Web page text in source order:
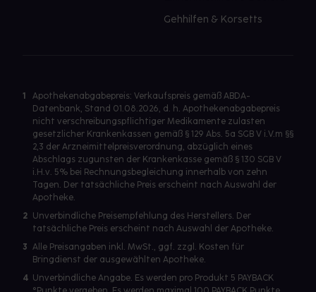
Gehhilfen & Korsetts
1
Apothekenabgabepreis: Verkaufspreis gemäß ABDA-
Datenbank, Stand 01.08.2026, d. h. Apothekenabgabepreis
nicht verschreibungspflichtiger Medikamente zulasten
gesetzlicher Krankenkassen gemäß § 129 Abs. 5a SGB V i.V.m §§
2,3 der Arzneimittelpreisverordnung, abzüglich eines
Abschlags zugunsten der Krankenkasse gemäß § 130 SGB V
i.H.v. 5% bei Rechnungsbegleichung innerhalb von zehn
Tagen. Der tatsächliche Preis erscheint nach Auswahl der
Apotheke.
2 Unverbindliche Preisempfehlung des Herstellers. Der
tatsächliche Preis erscheint nach Auswahl der Apotheke.
3 Alle Preisangaben inkl. MwSt., ggf. zzgl. Kosten für
Bringdienst der ausgewählten Apotheke.
4 Unverbindliche Angabe. Es werden pro Produkt 5 PAYBACK